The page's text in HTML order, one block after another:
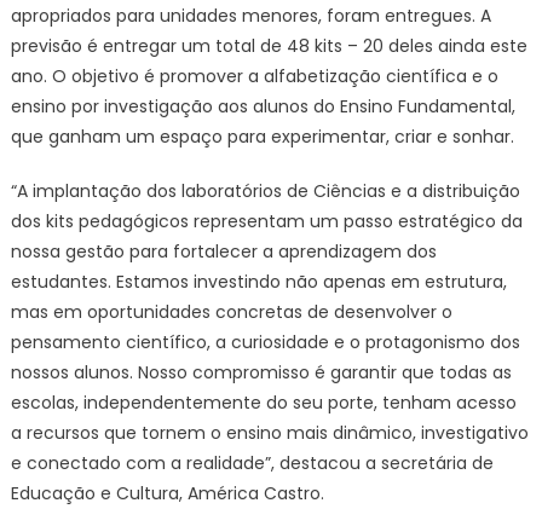
alunos
ganham
espaço
para
e
sonhar
apropriados para unidades menores, foram entregues. A
previsão é entregar um total de 48 kits – 20 deles ainda este
ano. O objetivo é promover a alfabetização científica e o
ensino por investigação aos alunos do Ensino Fundamental,
que ganham um espaço para experimentar, criar e sonhar.
“A implantação dos laboratórios de Ciências e a distribuição
dos kits pedagógicos representam um passo estratégico da
nossa gestão para fortalecer a aprendizagem dos
estudantes. Estamos investindo não apenas em estrutura,
mas em oportunidades concretas de desenvolver o
pensamento científico, a curiosidade e o protagonismo dos
nossos alunos. Nosso compromisso é garantir que todas as
escolas, independentemente do seu porte, tenham acesso
a recursos que tornem o ensino mais dinâmico, investigativo
e conectado com a realidade”, destacou a secretária de
Educação e Cultura, América Castro.